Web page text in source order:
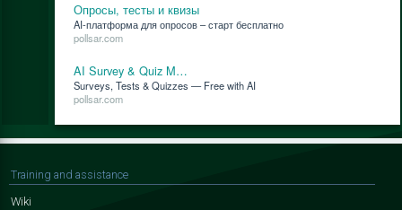
Опросы, тесты и квизы
AI-плат­фор­ма для опро­сов – старт бес­плат­но
pollsar.com
AI Survey & Quiz M…
Surveys, Tests & Quizzes — Free with AI
pollsar.com
Training and assistance
Wiki